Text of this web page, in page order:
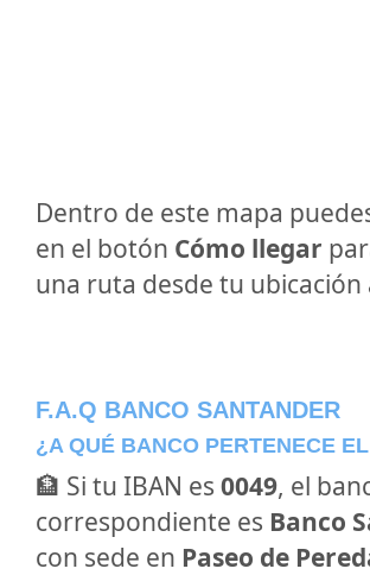
Dentro de este mapa
en el botón Cómo llegar
una ruta desde tu ubicación
F.A.Q BANCO SANTANDER
¿A QUÉ BANCO PERTENECE
🏦 Si tu IBAN es 0049, el
correspondiente es Banco
con sede en Paseo de